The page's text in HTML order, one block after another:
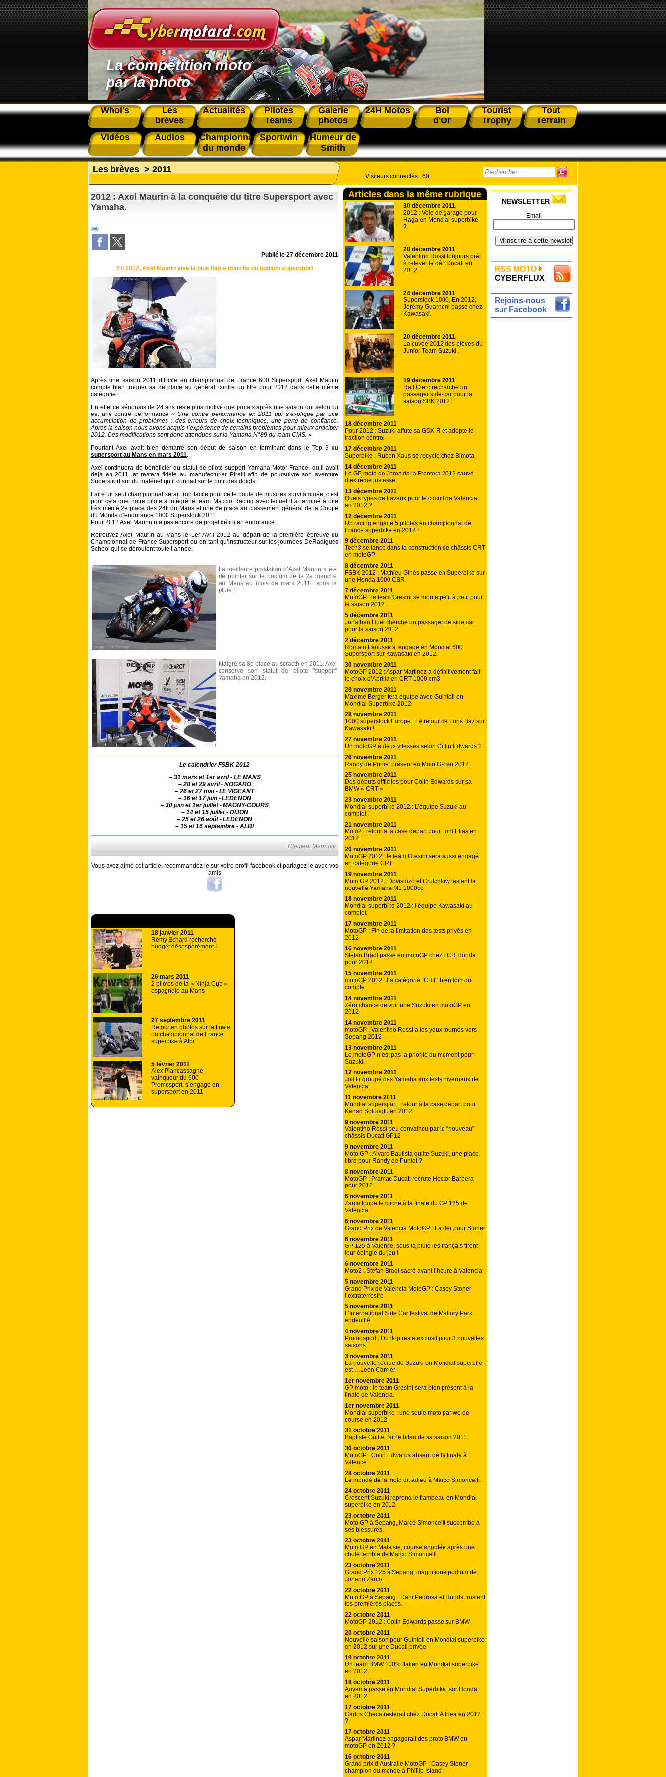
La compétition moto
par la photo
Whoi's
Les
brèves
Actualités
Pilotes
Teams
Galerie
photos
24H Motos
Bol
d'Or
Tourist
Trophy
Tout
Terrain
Vidéos
Audios
Championnat
du monde
Sportwin
Humeur de
Smith
Les brèves > 2011
2012 : Axel Maurin à la conquête du titre Supersport avec
Yamaha.
Publié le 27 décembre 2011
En 2012, Axel Maurin vise la plus haute marche du podium supersport
Après une saison 2011 difficile en championnat de France 600 Supersport, Axel Maurin
compte bien troquer sa 8e place au général contre un titre pour 2012 dans cette même
catégorie.
En effet ce sénonais de 24 ans reste plus motivé que jamais après une saison qui selon lui
est une contre performance « Une contre performance en 2011 qui s’explique par une
accumulation de problèmes : des erreurs de choix techniques, une perte de confiance.
Après la saison nous avons acquis l’expérience de certains problèmes pour mieux anticiper
2012. Des modifications sont donc attendues sur la Yamaha N°89 du team CMS. »
Pourtant Axel avait bien démarré son début de saison en terminant dans le Top 3 du
supersport au Mans en mars 2011.
Axel continuera de bénéficier du statut de pilote support Yamaha Motor France, qu’il avait
déjà en 2011, et restera fidèle au manufacturier Pirelli afin de poursuivre son aventure
Supersport sur du matériel qu’il connait sur le bout des doigts.
Faire un seul championnat serait trop facile pour cette boule de muscles survitaminée, c’est
pour cela que notre pilote a intégré le team Maccio Racing avec lequel il a terminé à une
très mérité 2e place des 24h du Mans et une 6e place au classement général de la Coupe
du Monde d’endurance 1000 Superstock 2011.
Pour 2012 Axel Maurin n’a pas encore de projet défini en endurance.
Retrouvez Axel Maurin au Mans le 1er Avril 2012 au départ de la première épreuve du
Championnat de France Supersport ou en tant qu’instructeur sur les journées DeRadigues
School qui se déroulent toute l’année.
La meilleure prestation d’Axel Maurin a été
de pointer sur le podium de la 2e manche
au Mans au mois de mars 2011....sous la
pluie !
Malgré sa 8e place au scracth en 2011. Axel
conserve son statut de pilote "support"
Yamaha en 2012.
Le calendrier FSBK 2012
–31 mars et 1er avril - LE MANS
–28 et 29 avril - NOGARO
–26 et 27 mai - LE VIGEANT
–16 et 17 juin - LEDENON
– 30 juin et 1er juillet - MAGNY-COURS
–14 et 15 juillet - DIJON
–25 et 26 août - LEDENON
– 15 et 16 septembre - ALBI
Clement Marmont
Vous avez aimé cet article, recommandez le sur votre profil facebook et partagez le avec vos
amis
18 janvier 2011
Rémy Echard recherche
budget désespérément !
26 mars 2011
2 pilotes de la « Ninja Cup »
espagnole au Mans
27 septembre 2011
Retour en photos sur la finale
du championnat de France
superbike à Albi
5 février 2011
Alex Plancassagne
vainqueur du 600
Promosport, s’engage en
supersport en 2011
Visiteurs connectés : 60
Articles dans la même rubrique
30 décembre 2011
2012 : Voie de garage pour
Haga en Mondial superbike
?
28 décembre 2011
Valentino Rossi toujours prêt
à relever le défi Ducati en
2012.
24 décembre 2011
Superstock 1000, En 2012,
Jérémy Guarnoni passe chez
Kawasaki.
20 décembre 2011
La cuvée 2012 des élèves du
Junior Team Suzuki .
19 décembre 2011
Ralf Clerc recherche un
passager side-car pour la
saison SBK 2012
18 décembre 2011
Pour 2012 : Suzuki affute sa GSX-R et adopte le
traction control
17 décembre 2011
Superbike : Ruben Xaus se recycle chez Bimota
14 décembre 2011
Le GP moto de Jerez de la Frontera 2012 sauvé
d’extrême justesse.
13 décembre 2011
Quels types de travaux pour le circuit de Valencia
en 2012 ?
12 décembre 2011
Up racing engage 5 pilotes en championnat de
France superbike en 2012 !
9 décembre 2011
Tech3 se lance dans la construction de châssis CRT
en motoGP
8 décembre 2011
FSBK 2012 : Mathieu Ginès passe en Superbike sur
une Honda 1000 CBR.
7 décembre 2011
MotoGP : le team Gresini se monte petit à petit pour
la saison 2012
5 décembre 2011
Jonathan Huet cherche un passager de side car
pour la saison 2012
2 décembre 2011
Romain Lanusse s’ engage en Mondial 600
Supersport sur Kawasaki en 2012.
30 novembre 2011
MotoGP 2012 : Aspar Martinez a définitivement fait
le choix d’Aprilia en CRT 1000 cm3
29 novembre 2011
Maxime Berger fera équipe avec Guintoli en
Mondial Superbike 2012
28 novembre 2011
1000 superstock Europe : Le retour de Loris Baz sur
Kawasaki !
27 novembre 2011
Un motoGP à deux vitesses selon Colin Edwards ?
26 novembre 2011
Randy de Puniet présent en Moto GP en 2012.
25 novembre 2011
Des débuts difficiles pour Colin Edwards sur sa
BMW « CRT »
23 novembre 2011
Mondial superbike 2012 : L’équipe Suzuki au
complet
21 novembre 2011
Moto2 : retour à la case départ pour Toni Elias en
2012
20 novembre 2011
MotoGP 2012 : le team Gresini sera aussi engagé
en catégorie CRT
19 novembre 2011
Moto GP 2012 : Dovisiozo et Crutchlow testent la
nouvelle Yamaha M1 1000cc.
18 novembre 2011
Mondial superbike 2012 : l’équipe Kawasaki au
complet.
17 novembre 2011
MotoGP : Fin de la limitation des tests privés en
2012
16 novembre 2011
Stefan Bradl passe en motoGP chez LCR Honda
pour 2012
15 novembre 2011
motoGP 2012 : La catégorie “CRT” bien loin du
compte
14 novembre 2011
Zéro chance de voir une Suzuki en motoGP en
2012
14 novembre 2011
motoGP : Valentino Rossi a les yeux tournés vers
Sepang 2012
13 novembre 2011
Le motoGP n’est pas la priorité du moment pour
Suzuki
12 novembre 2011
Joli tir groupé des Yamaha aux tests hivernaux de
Valencia.
11 novembre 2011
Mondial supersport : retour à la case départ pour
Kenan Sofuoglu en 2012
9 novembre 2011
Valentino Rossi peu convaincu par le “nouveau”
châssis Ducati GP12
9 novembre 2011
Moto GP : Alvaro Bautista quitte Suzuki, une place
libre pour Randy de Puniet ?
8 novembre 2011
MotoGP : Pramac Ducati recrute Hector Barbera
pour 2012
6 novembre 2011
Zarco loupe le coche à la finale du GP 125 de
Valencia
6 novembre 2011
Grand Prix de Valencia MotoGP : La der pour Stoner
6 novembre 2011
GP 125 à Valence, sous la pluie les français tirent
leur épingle du jeu !
6 novembre 2011
Moto2 : Stefan Bradl sacré avant l’heure à Valencia
5 novembre 2011
Grand Prix de Valencia MotoGP : Casey Stoner
l’extraterrestre
5 novembre 2011
L’International Side Car festival de Mallory Park
endeuillé.
4 novembre 2011
Promosport : Dunlop reste exclusif pour 3 nouvelles
saisons
3 novembre 2011
La nouvelle recrue de Suzuki en Mondial superbile
est …Leon Camier
1er novembre 2011
GP moto : le team Gresini sera bien présent à la
finale de Valencia.
1er novembre 2011
Mondial superbike : une seule moto par we de
course en 2012
31 octobre 2011
Baptiste Guittet fait le bilan de sa saison 2011.
30 octobre 2011
MotoGP : Colin Edwards absent de la finale à
Valence
28 octobre 2011
Le monde de la moto dit adieu à Marco Simoncelli.
24 octobre 2011
Crescent Suzuki reprend le flambeau en Mondial
superbike en 2012
23 octobre 2011
Moto GP à Sepang, Marco Simoncelli succombe à
ses blessures.
23 octobre 2011
Moto GP en Malaisie, course annulée après une
chute terrible de Marco Simoncelli.
23 octobre 2011
Grand Prix 125 à Sepang, magnifique podium de
Johann Zarco.
22 octobre 2011
Moto GP à Sepang : Dani Pedrosa et Honda trustent
les premières places.
22 octobre 2011
MotoGP 2012 : Colin Edwards passe sur BMW
20 octobre 2011
Nouvelle saison pour Guintoli en Mondial superbike
en 2012 sur une Ducati privée
19 octobre 2011
Un team BMW 100% Italien en Mondial superbike
en 2012
18 octobre 2011
Aoyama passe en Mondial Superbike, sur Honda
en 2012
17 octobre 2011
Carlos Checa resterait chez Ducati Althea en 2012
?
17 octobre 2011
Aspar Martinez engagerait des proto BMW en
motoGP en 2012 ?
16 octobre 2011
Grand prix d’Australie MotoGP : Casey Stoner
champion du monde à Phillip Island !
NEWSLETTER
Email
RSS MOTO
CYBERFLUX
Rejoins-nous
sur Facebook